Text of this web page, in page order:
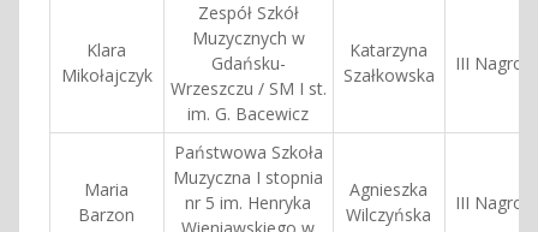
Klara
Mikołajczyk
Zespół Szkół
Muzycznych w
Gdańsku-
Wrzeszczu / SM I st.
im. G. Bacewicz
Katarzyna
Szałkowska
III
Maria
Barzon
Państwowa Szkoła
Muzyczna I stopnia
nr 5 im. Henryka
Agnieszka
Wilczyńska
III